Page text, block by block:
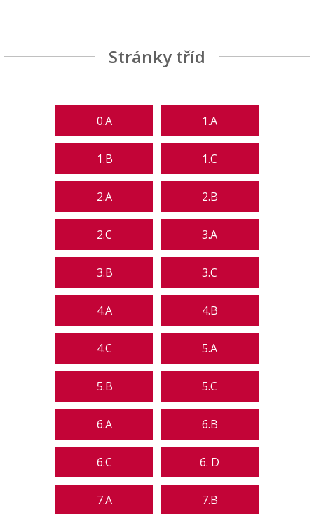
Stránky tříd
0.A 1.A
1.B 1.C
2.A 2.B
2.C 3.A
3.B 3.C
4.A 4.B
4.C 5.A
5.B 5.C
6.A 6.B
6.C 6. D
7.A 7.B